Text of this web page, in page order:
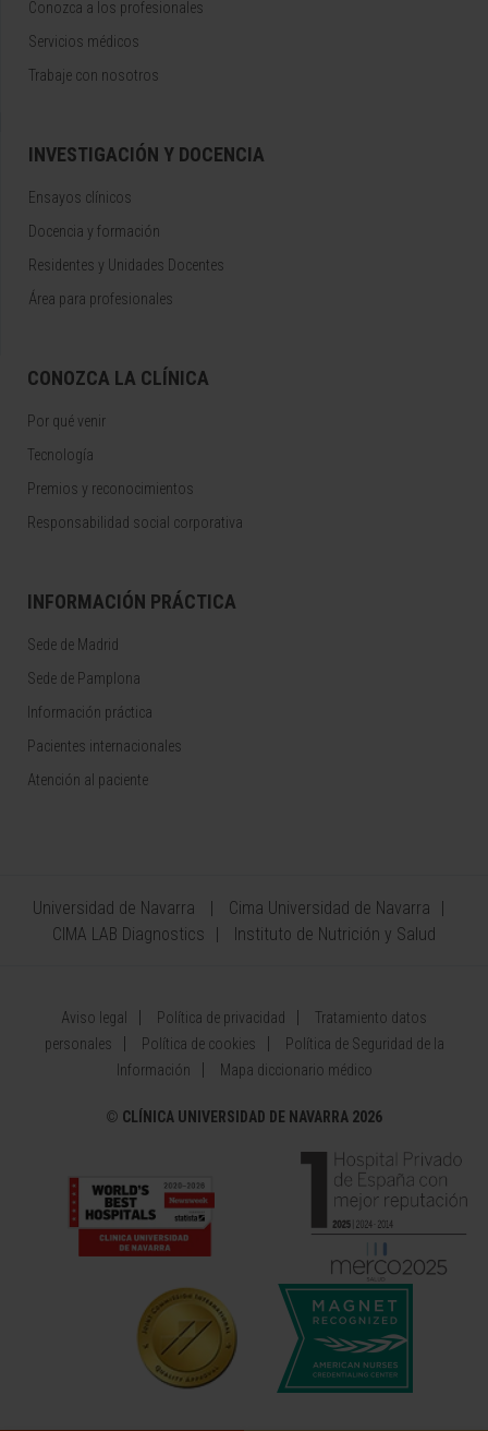
Conozca a los profesionales
Servicios médicos
Trabaje con nosotros
INVESTIGACIÓN Y DOCENCIA
Ensayos clínicos
Docencia y formación
Residentes y Unidades Docentes
Área para profesionales
CONOZCA LA CLÍNICA
Por qué venir
Tecnología
Premios y reconocimientos
Responsabilidad social corporativa
INFORMACIÓN PRÁCTICA
Sede de Madrid
Sede de Pamplona
Información práctica
Pacientes internacionales
Atención al paciente
Universidad de Navarra
Cima Universidad de Navarra
CIMA LAB Diagnostics
Instituto de Nutrición y Salud
Aviso legal Política de privacidad
Tratamiento datos
personales
Política de cookies
Política de Seguridad de la
Información
Mapa diccionario médico
© CLÍNICA UNIVERSIDAD DE NAVARRA 2026